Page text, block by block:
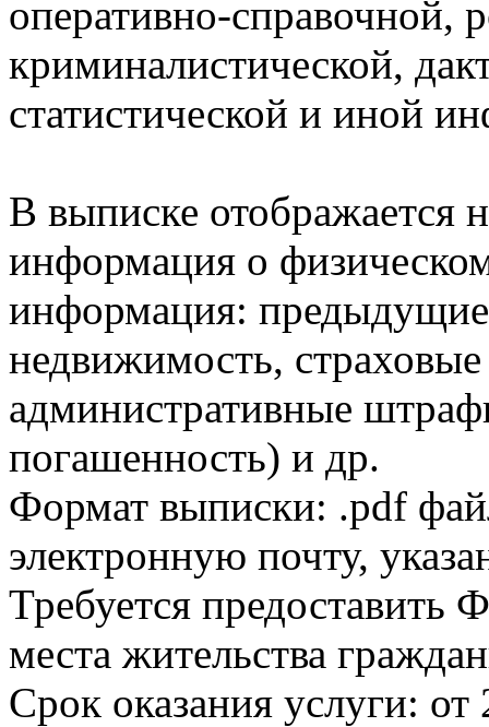
оперативно-справочной,
криминалистической,
статистической и иной
В выписке отображается
информация о
информация:
недвижимость,
административные
погашенность) и др.
Формат выписки: .pdf
электронную почту,
Требуется
места жительства
Срок оказания услуги: от